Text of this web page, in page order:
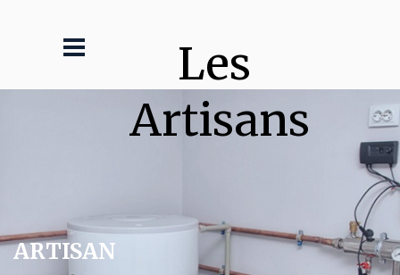
Les
Artisans
ARTISAN